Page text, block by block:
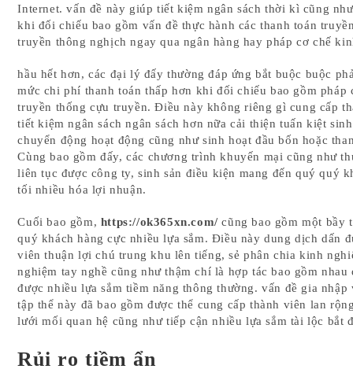
Internet. vấn đề này giúp tiết kiệm ngân sách thời kì cũng
khi đối chiếu bao gồm vấn đề thực hành các thanh toán
truyền thông nghịch ngay qua ngân hàng hay pháp cơ chế
hầu hết hơn, các đại lý đấy thường đáp ứng bắt buộc buộc
mức chi phí thanh toán thấp hơn khi đối chiếu bao gồm pháp
truyền thống cựu truyền. Điều này không riêng gì cung cấp
tiết kiệm ngân sách ngân sách hơn nữa cải thiện tuấn kiệt
chuyển động hoạt động cũng như sinh hoạt đầu bốn hoặc
Cùng bao gồm đấy, các chương trình khuyến mại cũng như
liên tục được công ty, sinh sản điều kiện mang đến quý quý
tối nhiều hóa lợi nhuận.
Cuối bao gồm, https://ok365xn.com/cũng bao gồm một bầy
quý khách hàng cực nhiều lựa sắm. Điều này dung dịch dấn
viên thuận lợi chú trung khu lên tiếng, sẻ phân chia kinh
nghiệm tay nghề cũng như thậm chí là hợp tác bao gồm nhau
được nhiều lựa sắm tiềm năng thông thường. vấn đề gia nhập
tập thể này đã bao gồm được thể cung cấp thành viên lan
lưới mối quan hệ cũng như tiếp cận nhiều lựa sắm tài lộc bắt
Rủi ro tiềm ẩn